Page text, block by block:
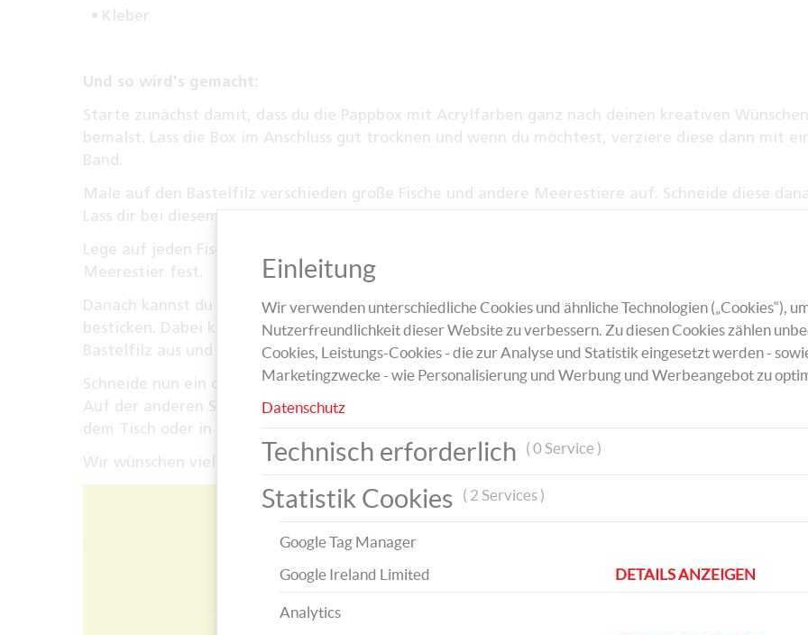
Kleber
Und so wird's gemacht:
Starte zunächst damit, dass du die Pappbox mit Acrylfarben ganz nach deinen kreativen Wünschen
bemalst. Lass die Box im Anschluss gut trocknen und wenn du möchtest, verziere diese dann mit
Band.
Male auf den Bastelfilz verschieden große Fische und andere Meerestiere auf. Schneide diese
Lass dir bei diesem Schritt von einem Erwachsenen helfen.
Lege auf jeden Fisch eine Büroklammer und klebe diese mit einem selbstklebenden Bastelfilz auf
Meerestier fest.
Danach kannst du deine Meerestiere mit Wackelaugen verzieren und die Schwanzflossen der
besticken. Dabei kann dir ein Erwachsener sicher helfen. Die Filzzahlen schneidest du ebenfalls aus
Bastelfilz aus und klebst diese auf die Vorderseite der Fische.
Schneide nun ein ca. 20 cm langes Stück Garn ab. Umwickle damit den Holzstab und knote es gut
Auf der anderen Seite des Garns befestigst du einen kleinen Magneten. Verteile deine Fische jetzt
dem Tisch oder in einer großen Schüssel und schon kann das Fische-Spiel starten.
Wir wünschen viel Spaß!
Einleitung
Wir verwenden unterschiedliche Cookies und ähnliche Technologien („Cookies“),
Nutzerfreundlichkeit dieser Website zu verbessern. Zu diesen Cookies zählen
Cookies, Leistungs-Cookies - die zur Analyse und Statistik eingesetzt werden -
Marketingzwecke - wie Personalisierung und Werbung und Werbeangebot zu
Datenschutz
Technisch erforderlich ( 0 Service )
Statistik Cookies ( 2 Services )
Google Tag Manager
Google Ireland Limited
DETAILS ANZEIGEN
Analytics